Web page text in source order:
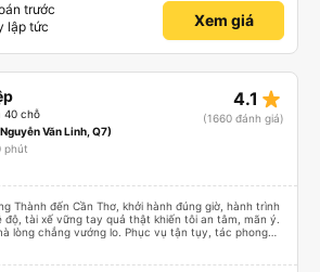
trước
lập tức
Xem giá
40 chỗ
4.1 star_rate
(1660 đánh giá)
Văn Linh, Q7)
phút
Thành đến Cần Thơ, khởi hành đúng giờ, hành trình
quả thật khiến tôi an tâm, mãn ý.
lòng chẳng vướng lo. Phục vụ tận tụy, tác phong
thời buổi kim tiền vội vã. Xã hội loạn đạo. Xin gửi